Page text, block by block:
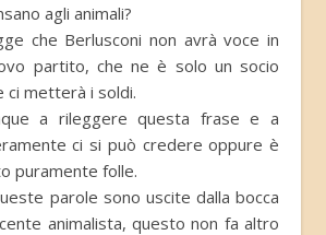
agli animali?
che Berlusconi non avrà voce in
partito, che ne è solo un socio
ci metterà i soldi.
a rileggere questa frase e a
ci si può credere oppure è
puramente folle.
parole sono uscite dalla bocca
animalista, questo non fa altro